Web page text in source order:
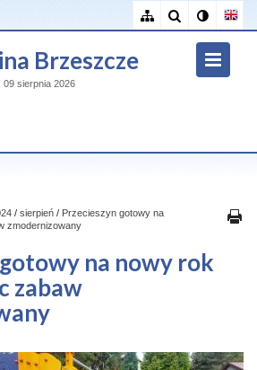
Brzeszcze
09 sierpnia 2026
/ sierpień / Przecieszyn gotowy na
zmodernizowany
na nowy rok
zabaw